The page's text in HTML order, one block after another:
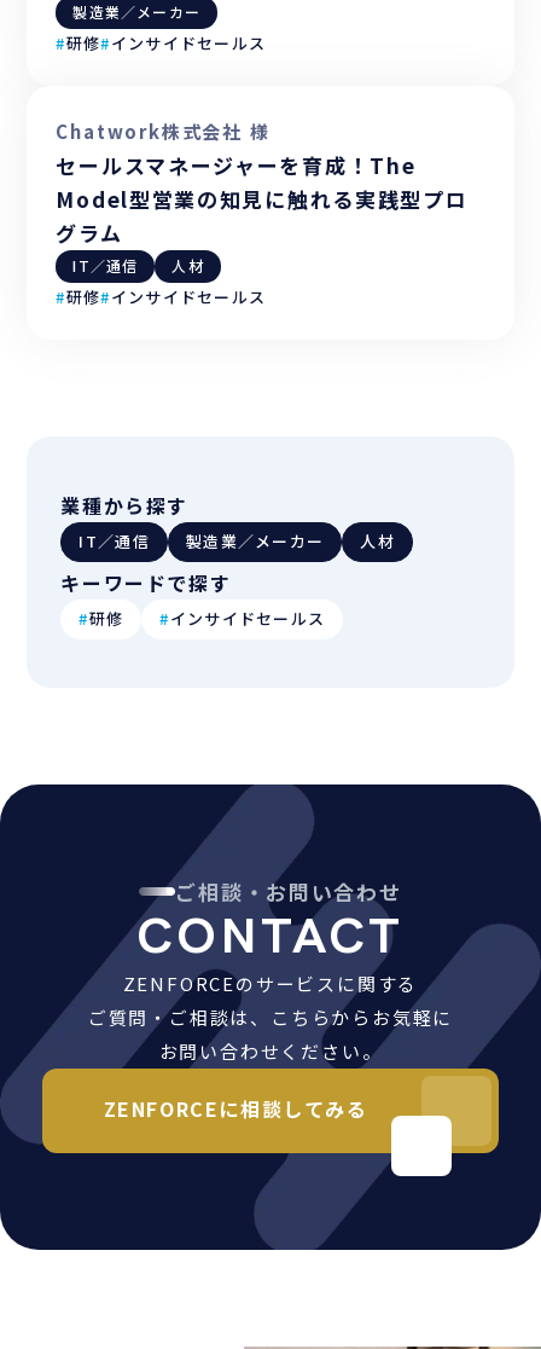
製造業／メーカー
#研修#インサイドセールス
Chatwork株式会社 様
セールスマネージャーを育成！The
Model型営業の知見に触れる実践型プロ
グラム
IT／通信 人材
#研修#インサイドセールス
業種から探す
IT／通信 製造業／メーカー 人材
キーワードで探す
#研修 #インサイドセールス
ご相談・お問い合わせ
CONTACT
ZENFORCEのサービスに関する
ご質問・ご相談は、こちらからお気軽に
お問い合わせください。
ZENFORCEに相談してみる